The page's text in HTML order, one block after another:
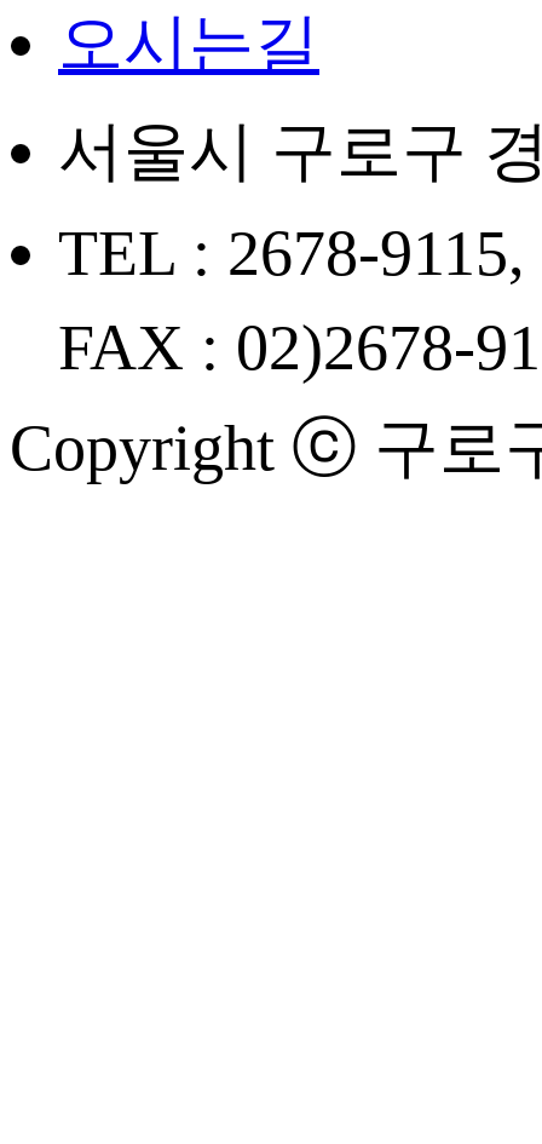
오시는길
서울시 구로구
TEL : 2678-9115,
FAX : 02)2678-
Copyright ⓒ 구로